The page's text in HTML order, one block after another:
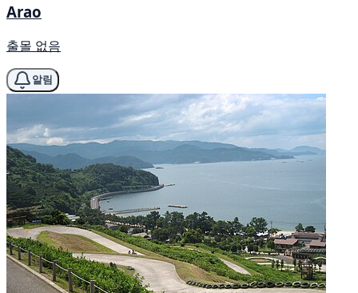
Arao
출몰 없음
알림